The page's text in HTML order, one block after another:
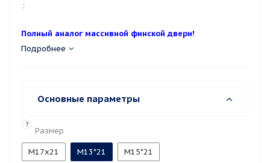
:
Полный аналог массивной финской двери!
Подробнее
Основные параметры
?
Размер
M17x21 М13*21 М15*21